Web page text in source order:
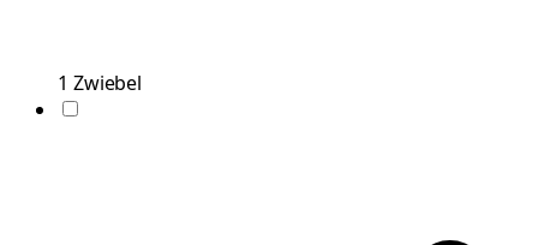
1 Zwiebel